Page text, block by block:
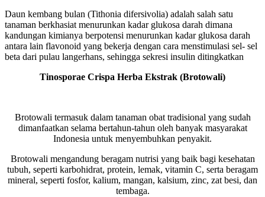
Daun kembang bulan (Tithonia difersivolia) adalah salah satu
tanaman berkhasiat menurunkan kadar glukosa darah dimana
kandungan kimianya berpotensi menurunkan kadar glukosa darah
antara lain flavonoid yang bekerja dengan cara menstimulasi sel- sel
beta dari pulau langerhans, sehingga sekresi insulin ditingkatkan
Tinosporae Crispa Herba Ekstrak (Brotowali)
Brotowali termasuk dalam tanaman obat tradisional yang sudah
dimanfaatkan selama bertahun-tahun oleh banyak masyarakat
Indonesia untuk menyembuhkan penyakit.
Brotowali mengandung beragam nutrisi yang baik bagi kesehatan
tubuh, seperti karbohidrat, protein, lemak, vitamin C, serta beragam
mineral, seperti fosfor, kalium, mangan, kalsium, zinc, zat besi, dan
tembaga.